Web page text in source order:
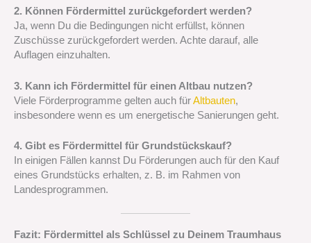
2. Können Fördermittel zurückgefordert werden?
Ja, wenn Du die Bedingungen nicht erfüllst, können
Zuschüsse zurückgefordert werden. Achte darauf, alle
Auflagen einzuhalten.
3. Kann ich Fördermittel für einen Altbau nutzen?
Viele Förderprogramme gelten auch fürAltbauten,
insbesondere wenn es um energetische Sanierungen geht.
4. Gibt es Fördermittel für Grundstückskauf?
In einigen Fällen kannst Du Förderungen auch für den Kauf
eines Grundstücks erhalten, z. B. im Rahmen von
Landesprogrammen.
Fazit: Fördermittel als Schlüssel zu Deinem Traumhaus